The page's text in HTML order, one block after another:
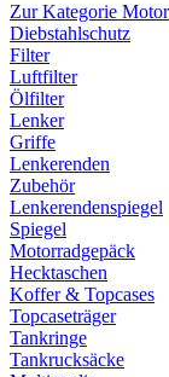
Zur Kategorie
Diebstahlschutz
Filter
Luftfilter
Ölfilter
Lenker
Griffe
Lenkerenden
Zubehör
Lenkerendenspiegel
Spiegel
Motorradgepäck
Hecktaschen
Koffer & Topcases
Topcaseträger
Tankringe
Tankrucksäcke